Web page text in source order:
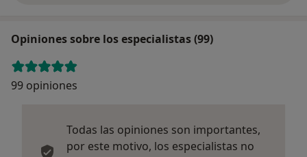
Opiniones sobre los especialistas (99)
99 opiniones
Todas las opiniones son importantes,
por este motivo, los especialistas no